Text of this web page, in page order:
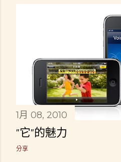
1月 08, 2010
"它"的魅力
分享